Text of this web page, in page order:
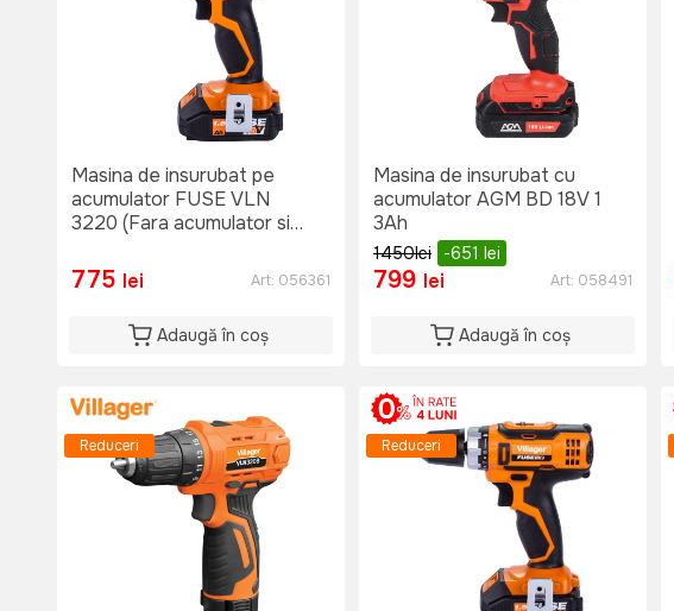
Masina de insurubat pe
acumulator FUSE VLN
3220 (Fara acumulator si
775 lei Art: 056361
Adaugă în coș
Masina de insurubat cu
acumulator AGM BD 18V 1
3Ah
1450lei -651 lei
799 lei Art: 058491
Adaugă în coș
Reduceri Reduceri